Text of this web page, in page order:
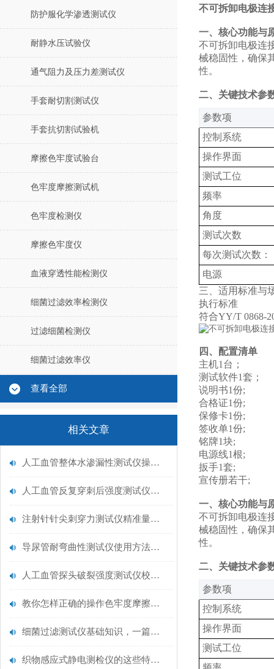
防护服化学渗透测试仪
耐静水压试验仪
通气阻力及压力差测试仪
手套耐切割测试仪
手套抗切割试验机
摩擦色牢度试验台
色牢度摩擦测试机
色牢度检测仪
摩擦色牢度仪
血液穿透性能检测仪
细菌过滤效率检测仪
过滤细菌检测仪
细菌过滤效率仪
查看全部
相关文章
人工血管整体水渗漏性测试仪操作中最容易出错的步骤
人工血管反复穿刺后强度测试仪是什么？透析患者的“生命管“质量靠它把关！
注射针针尖刺穿力测试仪精准量化针尖锋利度，构筑临床安全防线
导尿管耐弯曲性测试仪使用方法与操作规范
人工血管探头破裂强度测试仪校准规范：精准赋能医疗安全的技术基准
教你怎样正确的操作色牢度摩擦测试机
细菌过滤测试仪基础知识，一篇搞定
织物感应式静电测检仪的这些特点很少有人都知道
不可拆卸电极连
一、核心功能与
不可拆卸电极连
械稳固性，确保
性。
二、关键技术参
‌参数项‌
控制系统
操作界面
测试工位
频率
角度
测试次数
每次测试次数：
电源
三、适用标准与
执行标准
符合YY/T 0868-
四、配置清单
主机1台；
测试软件1套；
说明书1份;
合格证1份;
保修卡1份;
签收单1份;
铭牌1块;
电源线1根;
扳手1套;
宣传册若干;
一、核心功能与
不可拆卸电极连
械稳固性，确保
性。
二、关键技术参
‌参数项‌
控制系统
操作界面
测试工位